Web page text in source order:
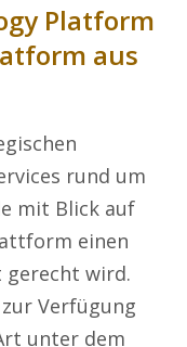
Platform
aus
rund um
mit Blick auf
einen
gerecht wird.
Verfügung
unter dem